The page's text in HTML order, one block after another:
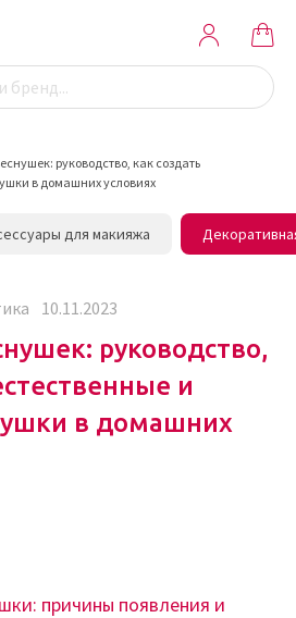
руководство, как создать
в домашних условиях
для макияжа
10.11.2023
руководство,
и
в домашних
причины появления и